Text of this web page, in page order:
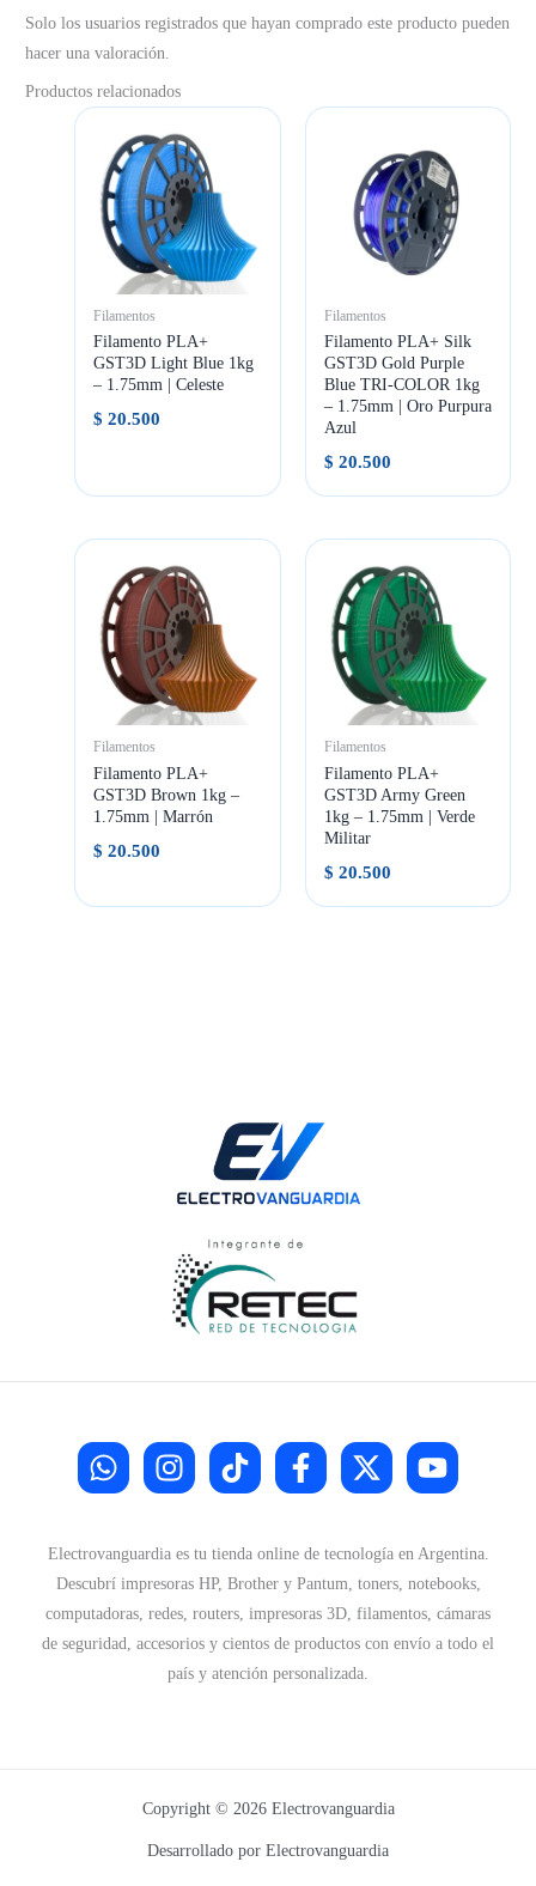
Solo los usuarios registrados que hayan comprado este producto pueden
hacer una valoración.
Productos relacionados
Filamentos
Filamento PLA+
GST3D Light Blue 1kg
– 1.75mm | Celeste
$ 20.500
Filamentos
Filamento PLA+ Silk
GST3D Gold Purple
Blue TRI-COLOR 1kg
– 1.75mm | Oro Purpura
Azul
$ 20.500
Filamentos
Filamento PLA+
GST3D Brown 1kg –
1.75mm | Marrón
$ 20.500
Filamentos
Filamento PLA+
GST3D Army Green
1kg – 1.75mm | Verde
Militar
$ 20.500
Electrovanguardia es tu tienda online de tecnología en Argentina.
Descubrí impresoras HP, Brother y Pantum, toners, notebooks,
computadoras, redes, routers, impresoras 3D, filamentos, cámaras
de seguridad, accesorios y cientos de productos con envío a todo el
país y atención personalizada.
Copyright © 2026 Electrovanguardia
Desarrollado por Electrovanguardia